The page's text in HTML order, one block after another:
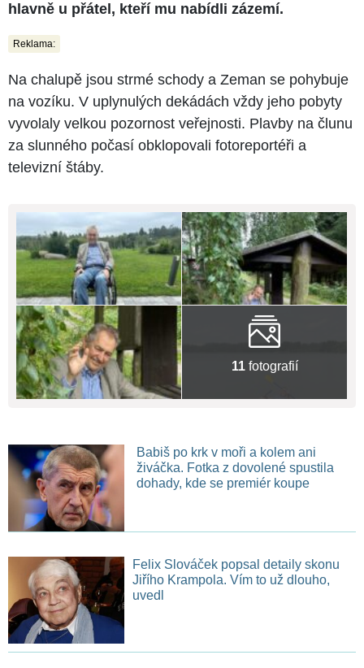
hlavně u přátel, kteří mu nabídli zázemí.
Reklama:
Na chalupě jsou strmé schody a Zeman se pohybuje
na vozíku. V uplynulých dekádách vždy jeho pobyty
vyvolaly velkou pozornost veřejnosti. Plavby na člunu
za slunného počasí obklopovali fotoreportéři a
televizní štáby.
11fotografií
Babiš po krk v moři a kolem ani
živáčka. Fotka z dovolené spustila
dohady, kde se premiér koupe
Felix Slováček popsal detaily skonu
Jiřího Krampola. Vím to už dlouho,
uvedl